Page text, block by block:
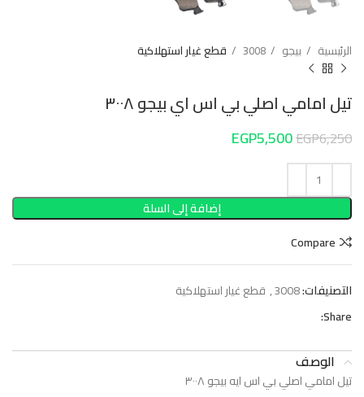
الرئيسية بيجو 3008 قطع غيار استهلاكية
تيل امامي اصلي بي اس اي بيجو ٣٠٠٨
EGP6,250
EGP5,500
إضافة إلى السلة
Compare
التصنيفات:3008
, قطع غيار استهلاكية
Share:
الوصف
تيل امامي اصلي بي اس ايه بيجو ٣٠٠٨